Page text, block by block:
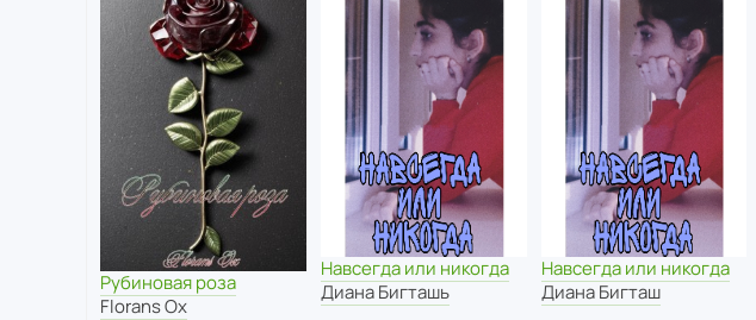
Рубиновая роза
Florans Ox
Навсегда или никогда
Диана Бигташь
Навсегда или никогда
Диана Бигташ